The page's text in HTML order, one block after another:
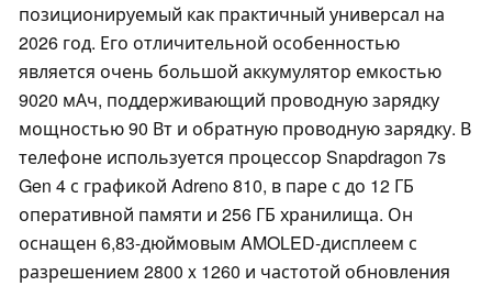
позиционируемый как практичный универсал на
2026 год. Его отличительной особенностью
является очень большой аккумулятор емкостью
9020 мАч, поддерживающий проводную зарядку
мощностью 90 Вт и обратную проводную зарядку. В
телефоне используется процессор Snapdragon 7s
Gen 4 с графикой Adreno 810, в паре с до 12 ГБ
оперативной памяти и 256 ГБ хранилища. Он
оснащен 6,83-дюймовым AMOLED-дисплеем с
разрешением 2800 x 1260 и частотой обновления